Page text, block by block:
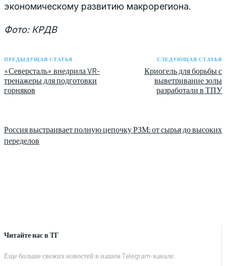
Читайте нас в ТГ
Еще больше свежих новостей в нашем Telegram-канале.
экономическому развитию макрорегиона.
Фото: КРДВ
ПРЕДЫДУЩАЯ СТАТЬЯ
«Северсталь» внедрила VR-
тренажеры для подготовки
горняков
СЛЕДУЮЩАЯ СТАТЬЯ
Криогель для борьбы с
выветривание золы
разработали в ТПУ
Россия выстраивает полную цепочку РЗМ: от сырья до высоких
переделов